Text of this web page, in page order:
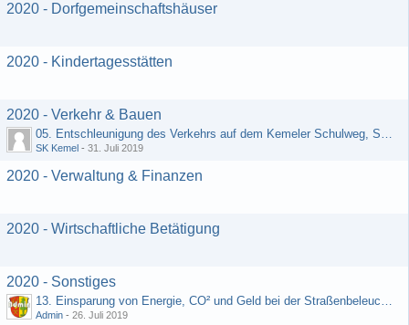
2020 - Dorfgemeinschaftshäuser
2020 - Kindertagesstätten
2020 - Verkehr & Bauen
05. Entschleunigung des Verkehrs auf dem Kemeler Schulweg, Straße "Schäfers Resch"
SK Kemel - 31. Juli 2019
2020 - Verwaltung & Finanzen
2020 - Wirtschaftliche Betätigung
2020 - Sonstiges
13. Einsparung von Energie, CO² und Geld bei der Straßenbeleuchtung (Vorschlag von H. Rädiker, Laufenselden)
Admin - 26. Juli 2019